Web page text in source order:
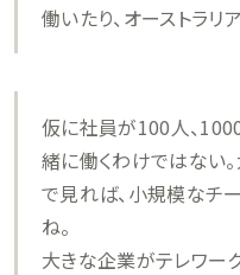
働いたり、オーストラリ
仮に社員が100人、
緒に働くわけではない
で見れば、小規模なチ
ね。
大きな企業がテレワー